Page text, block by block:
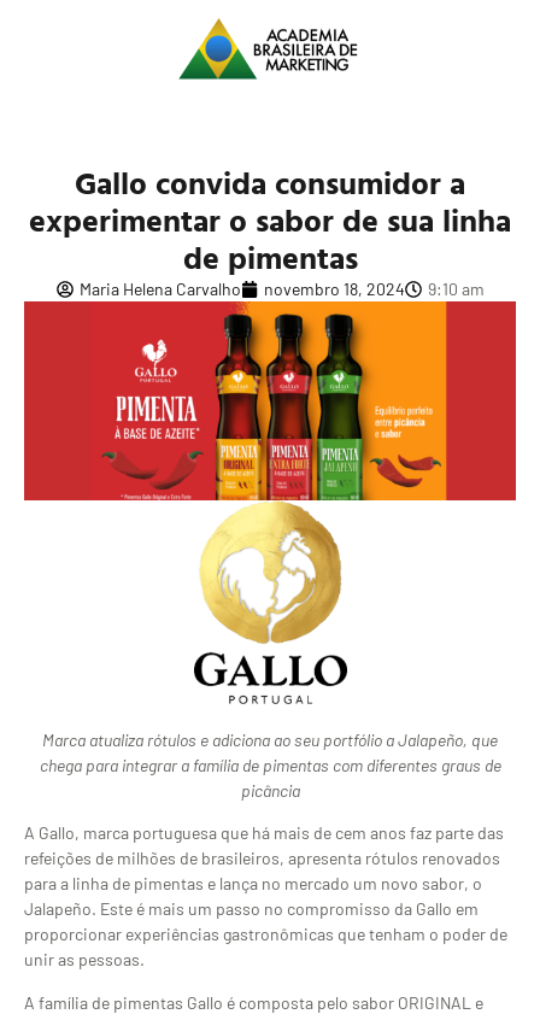
Gallo convida consumidor a
experimentar o sabor de sua linha
de pimentas
Maria Helena Carvalho novembro 18, 2024 9:10 am
Marca atualiza rótulos e adiciona ao seu portfólio a Jalapeño, que
chega para integrar a família de pimentas com diferentes graus de
picância
A Gallo, marca portuguesa que há mais de cem anos faz parte das
refeições de milhões de brasileiros, apresenta rótulos renovados
para a linha de pimentas e lança no mercado um novo sabor, o
Jalapeño. Este é mais um passo no compromisso da Gallo em
proporcionar experiências gastronômicas que tenham o poder de
unir as pessoas.
A família de pimentas Gallo é composta pelo sabor ORIGINAL e